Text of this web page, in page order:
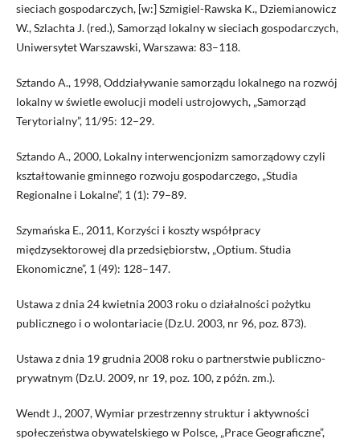
sieciach gospodarczych, [w:] Szmigiel-Rawska K., Dziemianowicz
W., Szlachta J. (red.), Samorząd lokalny w sieciach gospodarczych,
Uniwersytet Warszawski, Warszawa: 83–118.
Sztando A., 1998, Oddziaływanie samorządu lokalnego na rozwój
lokalny w świetle ewolucji modeli ustrojowych, „Samorząd
Terytorialny”, 11/95: 12–29.
Sztando A., 2000, Lokalny interwencjonizm samorządowy czyli
kształtowanie gminnego rozwoju gospodarczego, „Studia
Regionalne i Lokalne”, 1 (1): 79–89.
Szymańska E., 2011, Korzyści i koszty współpracy
międzysektorowej dla przedsiębiorstw, „Optium. Studia
Ekonomiczne”, 1 (49): 128–147.
Ustawa z dnia 24 kwietnia 2003 roku o działalności pożytku
publicznego i o wolontariacie (Dz.U. 2003, nr 96, poz. 873).
Ustawa z dnia 19 grudnia 2008 roku o partnerstwie publiczno-
prywatnym (Dz.U. 2009, nr 19, poz. 100, z późn. zm.).
Wendt J., 2007, Wymiar przestrzenny struktur i aktywności
społeczeństwa obywatelskiego w Polsce, „Prace Geograficzne”,